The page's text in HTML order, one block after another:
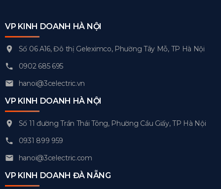
VP KINH DOANH HÀ NỘI
Số 06 A16, Đô thị Geleximco, Phường Tây Mỗ, TP Hà Nội
0902 685 695
hanoi@3celectric.vn
VP KINH DOANH HÀ NỘI
Số 11 đường Trần Thái Tông, Phường Cầu Giấy, TP Hà Nội
0931 899 959
hanoi@3celectric.com
VP KINH DOANH ĐÀ NẴNG